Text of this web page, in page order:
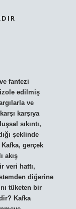
fantezi
edilmiş
ve
karşıya
sıkıntı,
şeklinde
gerçek
akış
veri hattı,
diğerine
tüketen bir
Kafka